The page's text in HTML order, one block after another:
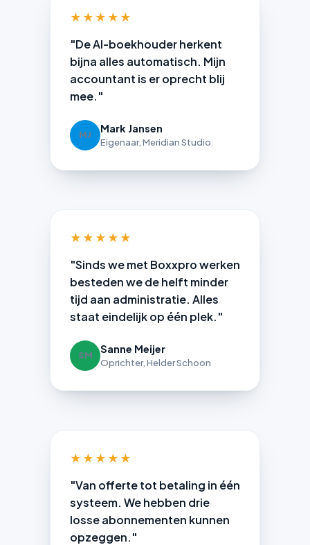
★★★★★
"De AI-boekhouder herkent
bijna alles automatisch. Mijn
accountant is er oprecht blij
mee."
MJ
Mark Jansen
Eigenaar, Meridian Studio
★★★★★
"Sinds we met Boxxpro werken
besteden we de helft minder
tijd aan administratie. Alles
staat eindelijk op één plek."
SM
Sanne Meijer
Oprichter, Helder Schoon
★★★★★
"Van offerte tot betaling in één
systeem. We hebben drie
losse abonnementen kunnen
opzeggen."